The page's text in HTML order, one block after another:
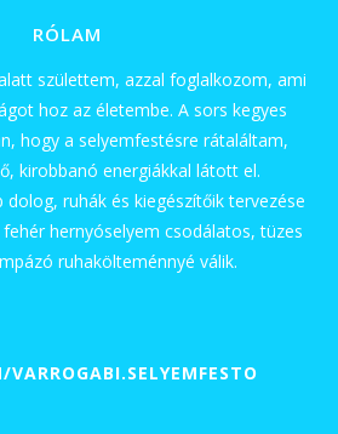
RÓLAM
születtem, azzal foglalkozom, ami
hoz az életembe. A sors kegyes
hogy a selyemfestésre rátaláltam,
kirobbanó energiákkal látott el.
dolog, ruhák és kiegészítőik tervezése
hernyóselyem csodálatos, tüzes
ruhakölteménnyé válik.
VARROGABI.SELYEMFESTO